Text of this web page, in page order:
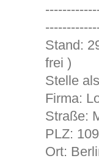
frei )
Stelle
Firma:
Straße:
PLZ:
Ort: